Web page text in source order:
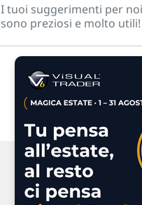
I tuoi suggerimenti per noi
sono preziosi e molto utili!